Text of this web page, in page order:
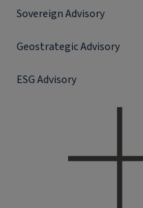
Sovereign Advisory
Geostrategic Advisory
ESG Advisory